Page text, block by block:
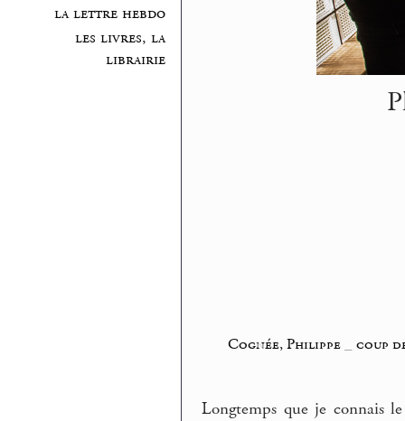
la lettre hebdo
les livres, la
librairie
Cognée, Philippe_ coup
Longtemps que je connais